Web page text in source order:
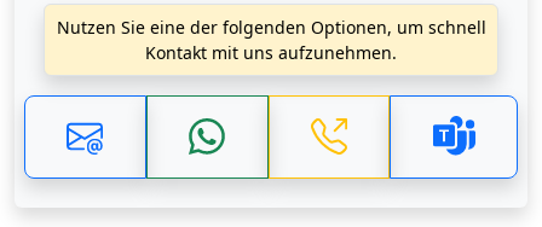
Nutzen Sie eine der folgenden Optionen, um schnell
Kontakt mit uns aufzunehmen.